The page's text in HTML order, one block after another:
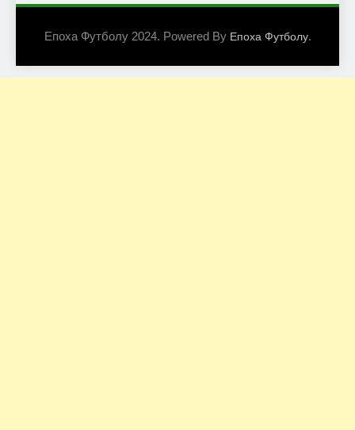
Епоха Футболу 2024. Powered By Епоха Футболу.